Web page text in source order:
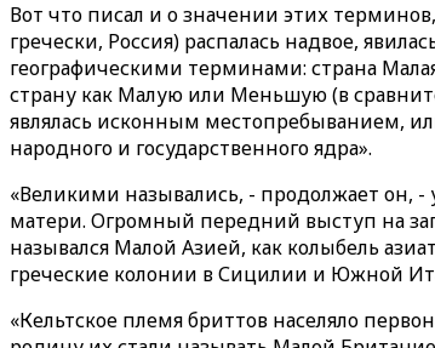
Вот что писал и о значении этих
гречески, Россия) распалась надвое,
географическими терминами: страна
страну как Малую или Меньшую (в
являлась исконным местопребыванием,
народного и государственного ядра».
«Великими назывались, - продолжает он, -
матери. Огромный передний выступ на
назывался Малой Азией, как колыбель
греческие колонии в Сицилии и Южной
«Кельтское племя бриттов населяло